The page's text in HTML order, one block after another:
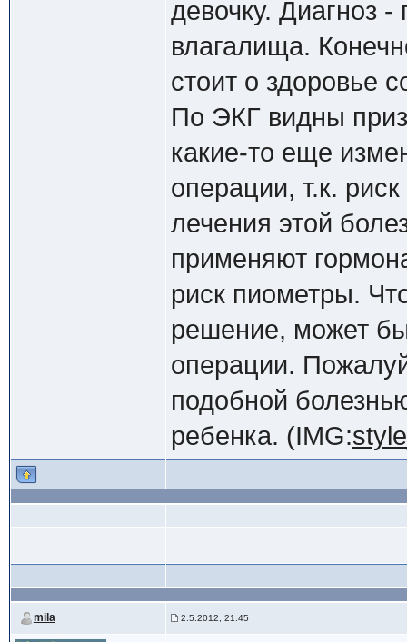
девочку. Диагноз
влагалища.
стоит о здоровье
По ЭКГ видны
какие-то еще
операции, т.к.
лечения этой
применяют
риск пиометры.
решение, может
операции.
подобной
ребенка. (IMG:
mila 2.5.2012, 21:45